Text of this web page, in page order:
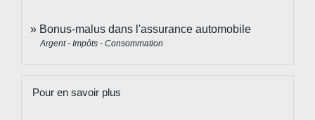
Bonus-malus dans l'assurance automobile
Argent - Impôts - Consommation
Pour en savoir plus